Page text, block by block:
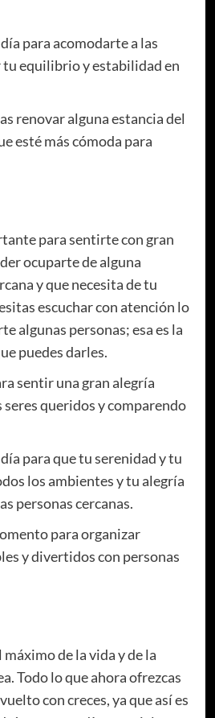
para acomodarte a las
equilibrio y estabilidad en
renovar alguna estancia del
esté más cómoda para
para sentirte con gran
ocuparte de alguna
y que necesita de tu
escuchar con atención lo
algunas personas; esa es la
puedes darles.
sentir una gran alegría
seres queridos y comparendo
para que tu serenidad y tu
los ambientes y tu alegría
personas cercanas.
para organizar
y divertidos con personas
de la vida y de la
Todo lo que ahora ofrezcas
con creces, ya que así es